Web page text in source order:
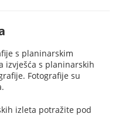
s planinarskim
izvješća s planinarskih
Fotografije su
izleta potražite pod